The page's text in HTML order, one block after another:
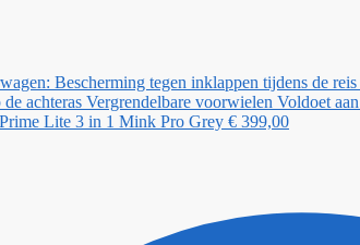
Lite 3 in 1 Mink Pro Grey € 399,00